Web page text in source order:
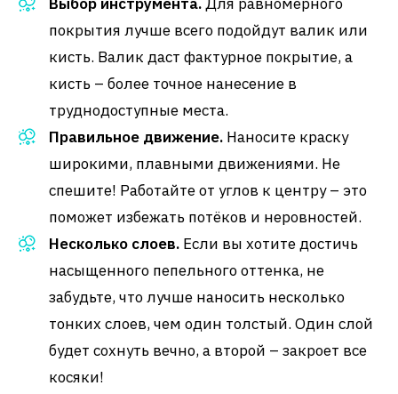
покрытия лучше всего подойдут валик или
кисть. Валик даст фактурное покрытие, а
кисть – более точное нанесение в
труднодоступные места.
Правильное движение. Наносите краску
широкими, плавными движениями. Не
спешите! Работайте от углов к центру – это
поможет избежать потёков и неровностей.
Несколько слоев. Если вы хотите достичь
насыщенного пепельного оттенка, не
забудьте, что лучше наносить несколько
тонких слоев, чем один толстый. Один слой
будет сохнуть вечно, а второй – закроет все
косяки!